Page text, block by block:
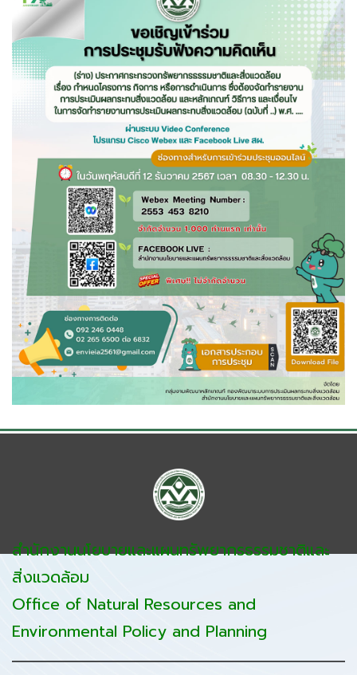
สำนักงานนโยบายและแผนทรัพยากรธรรมชาติและ
สิ่งแวดล้อม
Office of Natural Resources and
Environmental Policy and Planning